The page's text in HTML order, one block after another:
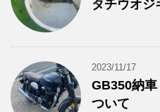
タチウオジ
2023/11/17
GB350納
ついて